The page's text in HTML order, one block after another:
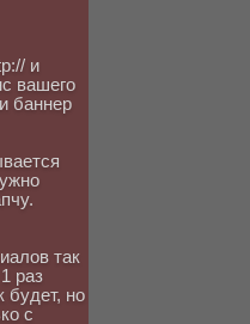
и
вашего
баннер
так
раз
будет, но
с